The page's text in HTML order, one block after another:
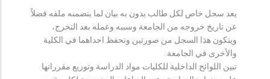
يعد سجل خاص لكل طالب يدون به بيان لما يتضمنه ملفه فضلاً
عن تاريخ خروجه من الجامعة وسببه وعمله بعد التخرج،
ويتكون هذا السجل من صورتين وتحفظ احداهما في الكلية
والأخرى في الجامعة.
تبين اللوائح الداخلية للكليات مواد الدراسة وتوزيع مقرراتها